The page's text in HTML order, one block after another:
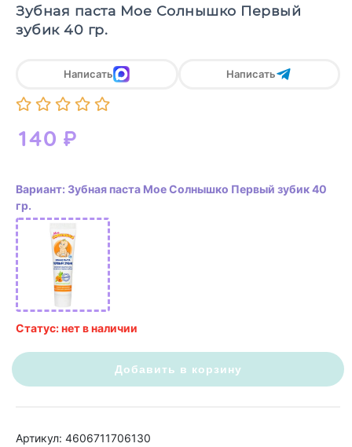
Зубная паста Мое Солнышко Первый
зубик 40 гр.
140 ₽
Написать Написать
Вариант: Зубная паста Мое Солнышко Первый зубик 40
гр.
Статус: нет в наличии
Добавить в корзину
Артикул: 4606711706130